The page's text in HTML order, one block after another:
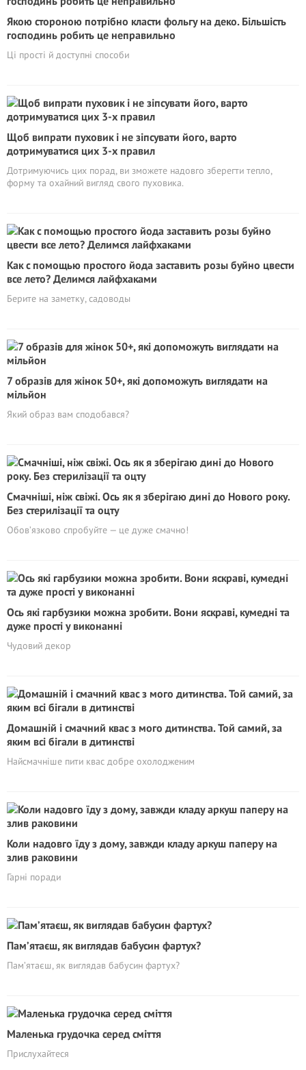
Якою стороною потрібно класти фольгу на деко. Більшість
господинь робить це неправильно
Ці прості й доступні способи
Щоб випрати пуховик і не зіпсувати його, варто
дотримуватися цих 3-х правил
Дотримуючись цих порад, ви зможете надовго зберегти тепло,
форму та охайний вигляд свого пуховика.
Как с помощью простого йода заставить розы буйно цвести
все лето? Делимся лайфхаками
Берите на заметку, садоводы
7 образів для жінок 50+, які допоможуть виглядати на
мільйoн
Який образ вам сподобався?
Смачніші, ніж свіжі. Ось як я зберігаю дині до Нового року.
Без стерилізації та оцту
Обов’язково спробуйте — це дуже смачно!
Ось які гарбузики можна зробити. Вони яскраві, кумедні та
дуже прості у виконанні
Чудовий декор
Домашній і смачний квас з мого дитинства. Той самий, за
яким всі бігали в дитинстві
Найсмачніше пити квас добре охолодженим
Коли надовго їду з дому, завжди кладу аркуш паперу на
злив раковини
Гарні поради
Пам’ятаєш, як виглядав бабусин фартух?
Пам’ятаєш, як виглядав бабусин фартух?
Маленька грудочка серед сміття
Прислухайтеся